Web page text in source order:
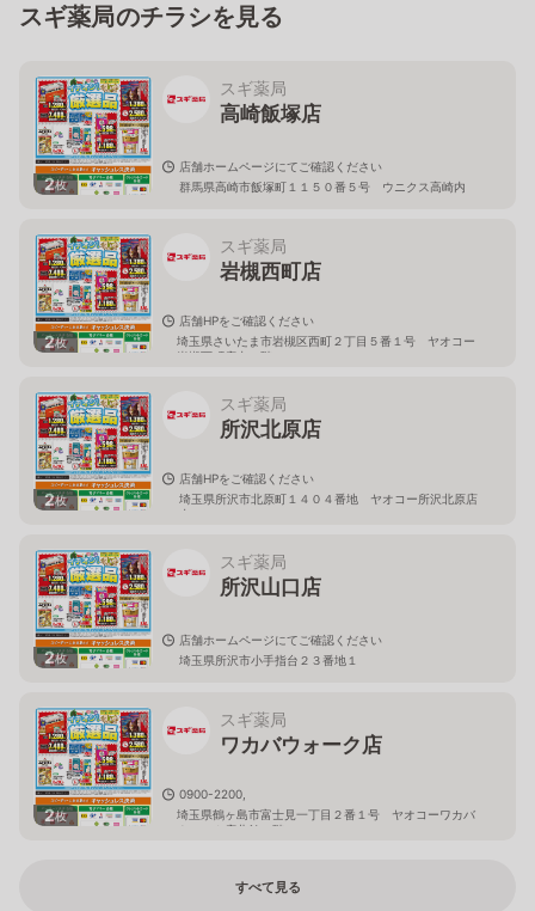
スギ薬局のチラシを見る
2枚
スギ薬局
高崎飯塚店
店舗ホームページにてご確認ください
群馬県高崎市飯塚町１１５０番５号 ウニクス高崎内
2枚
スギ薬局
岩槻西町店
店舗HPをご確認ください
埼玉県さいたま市岩槻区西町２丁目５番１号 ヤオコー
岩槻西町店内１階
2枚
スギ薬局
所沢北原店
店舗HPをご確認ください
埼玉県所沢市北原町１４０４番地 ヤオコー所沢北原店
内
2枚
スギ薬局
所沢山口店
店舗ホームページにてご確認ください
埼玉県所沢市小手指台２３番地１
2枚
スギ薬局
ワカバウォーク店
0900-2200,
埼玉県鶴ヶ島市富士見一丁目２番１号 ヤオコーワカバ
ウォーク店北館１階
すべて見る